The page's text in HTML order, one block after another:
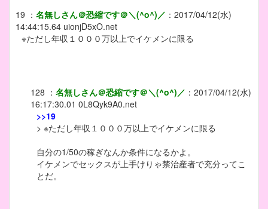
19 ： 名無しさん＠恐縮です＠＼(^o^)／ ： 2017/04/12(水)
14:44:15.64 uionjD5xO.net
※ただし年収１０００万以上でイケメンに限る
128 ： 名無しさん＠恐縮です＠＼(^o^)／ ： 2017/04/12(水)
16:17:30.01 0L8Qyk9A0.net
>>19
> ※ただし年収１０００万以上でイケメンに限る
自分の1/50の稼ぎなんか条件になるかよ。
イケメンでセックスが上手けりゃ禁治産者で充分ってこ
とだ。